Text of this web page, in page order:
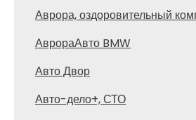
Аврора, оздоровительный
АврораАвто BMW
Авто Двор
Авто-дело+, СТО